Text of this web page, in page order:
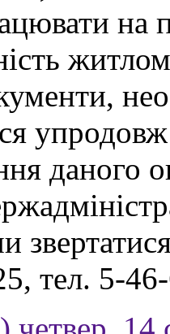
на
упродовж
даного
тел. 5-